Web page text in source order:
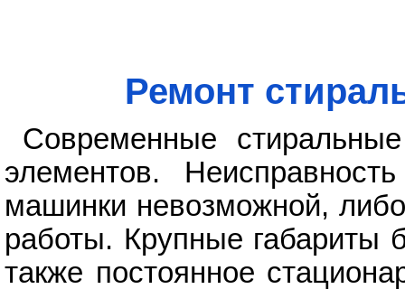
Ремонт
Современные
элементов.
машинки невозможной,
работы. Крупные габариты
также постоянное